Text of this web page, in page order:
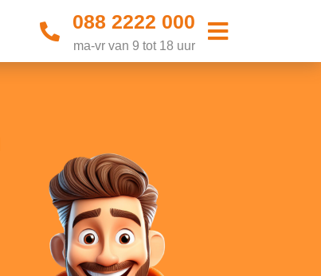
088 2222 000
ma-vr van 9 tot 18 uur